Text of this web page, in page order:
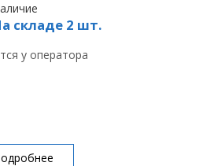
складе 2 шт.
у оператора